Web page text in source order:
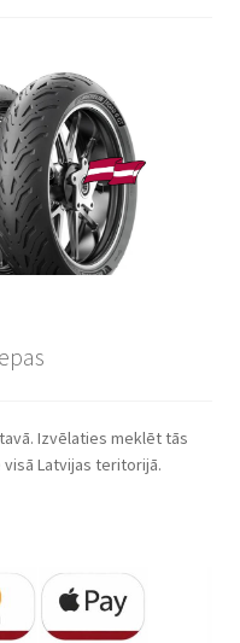
Izvēlaties meklēt tās
Latvijas teritorijā.